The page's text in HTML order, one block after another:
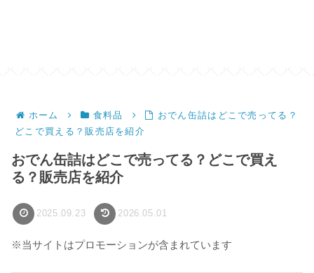
ホーム 食料品
おでん缶詰はどこで売ってる？
どこで買える？販売店を紹介
おでん缶詰はどこで売ってる？どこで買え
る？販売店を紹介
2025.09.23 2026.05.01
※当サイトはプロモーションが含まれています